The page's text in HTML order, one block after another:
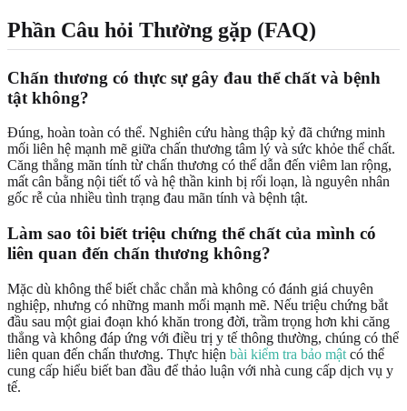
Phần Câu hỏi Thường gặp (FAQ)
Chấn thương có thực sự gây đau thể chất và bệnh
tật không?
Đúng, hoàn toàn có thể. Nghiên cứu hàng thập kỷ đã chứng minh
mối liên hệ mạnh mẽ giữa chấn thương tâm lý và sức khỏe thể chất.
Căng thẳng mãn tính từ chấn thương có thể dẫn đến viêm lan rộng,
mất cân bằng nội tiết tố và hệ thần kinh bị rối loạn, là nguyên nhân
gốc rễ của nhiều tình trạng đau mãn tính và bệnh tật.
Làm sao tôi biết triệu chứng thể chất của mình có
liên quan đến chấn thương không?
Mặc dù không thể biết chắc chắn mà không có đánh giá chuyên
nghiệp, nhưng có những manh mối mạnh mẽ. Nếu triệu chứng bắt
đầu sau một giai đoạn khó khăn trong đời, trầm trọng hơn khi căng
thẳng và không đáp ứng với điều trị y tế thông thường, chúng có thể
liên quan đến chấn thương. Thực hiện bài kiểm tra bảo mật có thể
cung cấp hiểu biết ban đầu để thảo luận với nhà cung cấp dịch vụ y
tế.